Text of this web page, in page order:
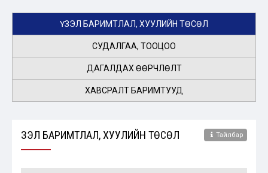
ҮЗЭЛ БАРИМТЛАЛ, ХУУЛИЙН ТӨСӨЛ
СУДАЛГАА, ТООЦОО
ДАГАЛДАХ ӨӨРЧЛӨЛТ
ХАВСРАЛТ БАРИМТУУД
ҮЗЭЛ БАРИМТЛАЛ, ХУУЛИЙН ТӨСӨЛ Тайлбар